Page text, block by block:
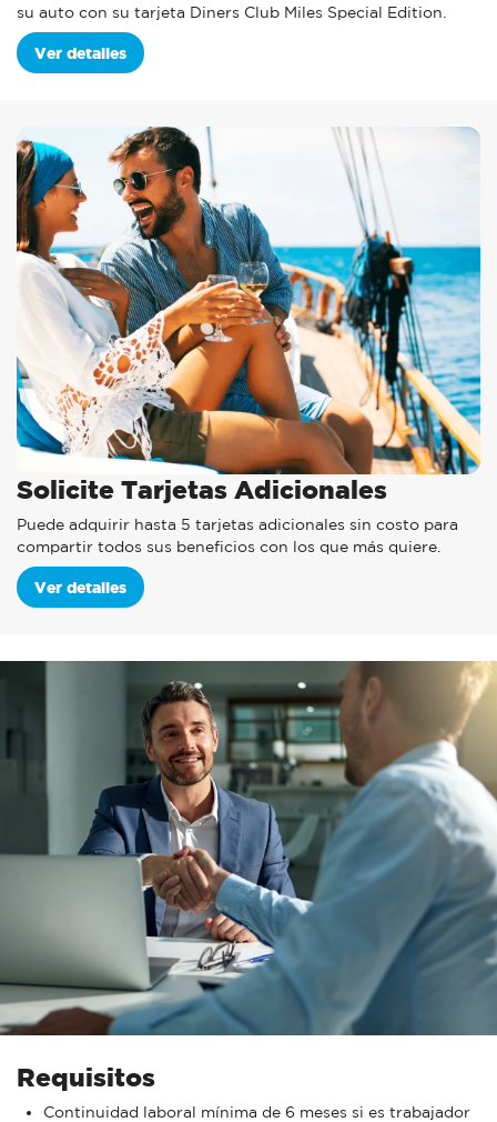
su auto con su tarjeta Diners Club Miles Special Edition.
Ver detalles
Solicite Tarjetas Adicionales
Puede adquirir hasta 5 tarjetas adicionales sin costo para
compartir todos sus beneficios con los que más quiere.
Ver detalles
Requisitos
Continuidad laboral mínima de 6 meses si es trabajador